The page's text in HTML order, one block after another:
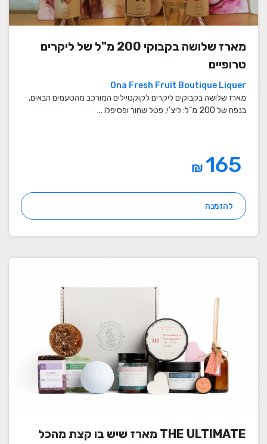
מארז שלושה בקבוקי 200 מ"ל של ליקרים
טרופיים
Ona Fresh Fruit Boutique Liquer
מארז שלושה בקבוקים ליקרים לקוקטיילים המורכב מהטעמים הבאים,
בנפח של 200 מ"ל: ליצ'י, פטל שחור ופסיפלו ...
₪
להזמנה
THE ULTIMATE מארז שיש בו קצת מהכל